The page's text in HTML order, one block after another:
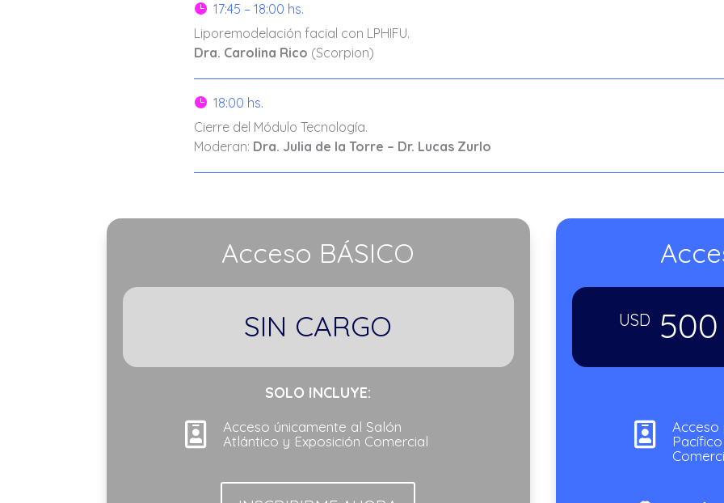
 17:45 – 18:00 hs.
Liporemodelación facial con LPHIFU.
Dra. Carolina Rico (Scorpion)
 18:00 hs.
Cierre del Módulo Tecnología.
Moderan: Dra. Julia de la Torre – Dr. Lucas Zurlo
Acceso BÁSICO
SIN CARGO
SOLO INCLUYE:

Acceso únicamente al Salón
Atlántico y Exposición Comercial
USD

Acceso